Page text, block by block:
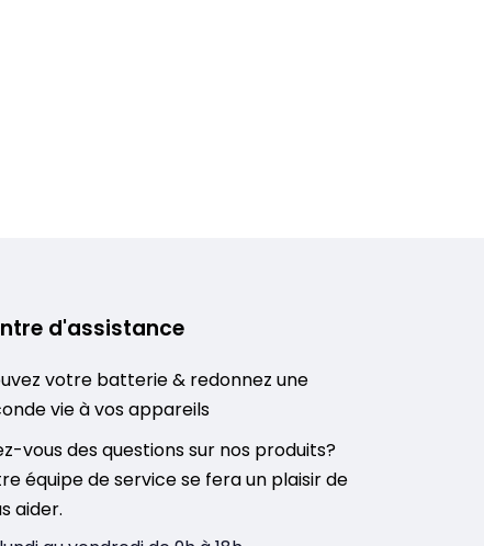
d'assistance
votre batterie & redonnez une
vie à vos appareils
vous des questions sur nos produits?
équipe de service se fera un plaisir de
aider.